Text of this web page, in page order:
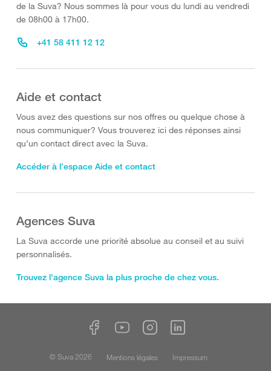
de la Suva? Nous sommes là pour vous du lundi au vendredi
de 08h00 à 17h00.
+41 58 411 12 12
Aide et contact
Vous avez des questions sur nos offres ou quelque chose à
nous communiquer? Vous trouverez ici des réponses ainsi
qu’un contact direct avec la Suva.
Accéder à l’espace Aide et contact
Agences Suva
La Suva accorde une priorité absolue au conseil et au suivi
personnalisés.
Trouvez l'agence Suva la plus proche de chez vous.
© Suva 2026 Mentions légales Impressum